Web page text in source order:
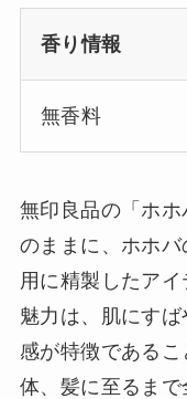
香り情報
無香料
無印良品の「ホ
のままに、ホホ
用に精製したア
魅力は、肌にす
感が特徴である
体、髪に至るま